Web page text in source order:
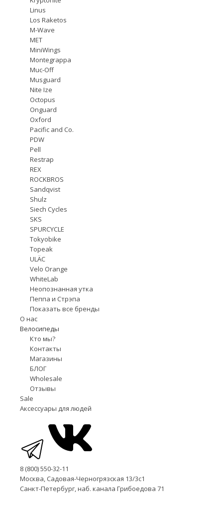
Linus
Los Raketos
M-Wave
MET
MiniWings
Montegrappa
Muc-Off
Musguard
Nite Ize
Octopus
Onguard
Oxford
Pacific and Co.
PDW
Pell
Restrap
REX
ROCKBROS
Sandqvist
Shulz
Siech Cycles
SKS
SPURCYCLE
Tokyobike
Topeak
ULÄC
Velo Orange
WhiteLab
Неопознанная утка
Пеппа и Стрэпа
Показать все бренды
О нас
Велосипеды
Кто мы?
Контакты
Магазины
БЛОГ
Wholesale
Отзывы
Sale
Аксессуары для людей
8 (800) 550-32-11
Москва, Садовая-Черногрязская 13/3с1
Санкт-Петербург, наб. канала Грибоедова 71